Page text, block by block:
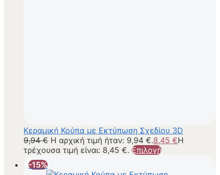
Κεραμική Κούπα με Εκτύπωση Σχεδίου 3D
9,94€ Η αρχική τιμή ήταν: 9,94 €.8,45 €Η
τρέχουσα τιμή είναι: 8,45 €. Επιλογή
-15%